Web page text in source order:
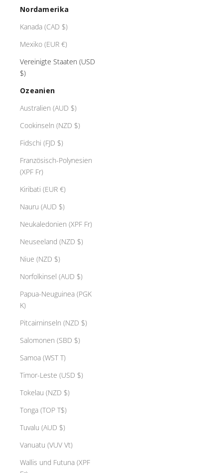
Nordamerika
Kanada (CAD $)
Mexiko (EUR €)
Vereinigte Staaten (USD
$)
Ozeanien
Australien (AUD $)
Cookinseln (NZD $)
Fidschi (FJD $)
Französisch-Polynesien
(XPF Fr)
Kiribati (EUR €)
Nauru (AUD $)
Neukaledonien (XPF Fr)
Neuseeland (NZD $)
Niue (NZD $)
Norfolkinsel (AUD $)
Papua-Neuguinea (PGK
K)
Pitcairninseln (NZD $)
Salomonen (SBD $)
Samoa (WST T)
Timor-Leste (USD $)
Tokelau (NZD $)
Tonga (TOP T$)
Tuvalu (AUD $)
Vanuatu (VUV Vt)
Wallis und Futuna (XPF